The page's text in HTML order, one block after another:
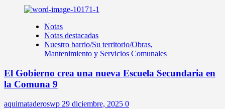
Notas
Notas destacadas
Nuestro barrio/Su territorio/Obras,
Mantenimiento y Servicios Comunales
El Gobierno crea una nueva Escuela Secundaria en
la Comuna 9
aquimataderoswp 29 diciembre, 2025 0